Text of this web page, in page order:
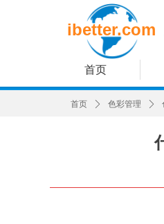
首页
ibetter.com
首页 ꄲ 色彩管理 ꄲ